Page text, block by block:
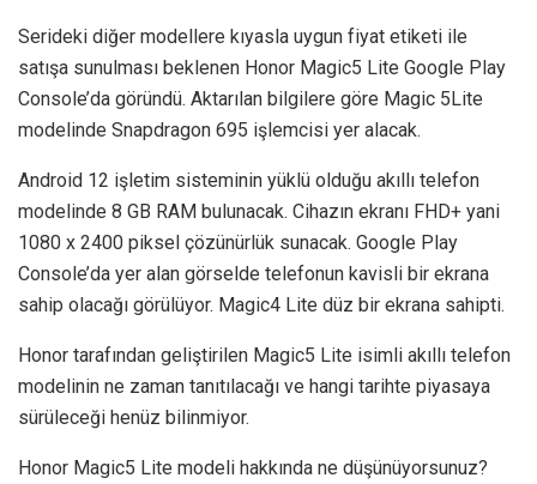
Serideki diğer modellere kıyasla uygun fiyat etiketi ile
satışa sunulması beklenen Honor Magic5 Lite Google Play
Console’da göründü. Aktarılan bilgilere göre Magic 5Lite
modelinde Snapdragon 695 işlemcisi yer alacak.
Android 12 işletim sisteminin yüklü olduğu akıllı telefon
modelinde 8 GB RAM bulunacak. Cihazın ekranı FHD+ yani
1080 x 2400 piksel çözünürlük sunacak. Google Play
Console’da yer alan görselde telefonun kavisli bir ekrana
sahip olacağı görülüyor. Magic4 Lite düz bir ekrana sahipti.
Honor tarafından geliştirilen Magic5 Lite isimli akıllı telefon
modelinin ne zaman tanıtılacağı ve hangi tarihte piyasaya
sürüleceği henüz bilinmiyor.
Honor Magic5 Lite modeli hakkında ne düşünüyorsunuz?